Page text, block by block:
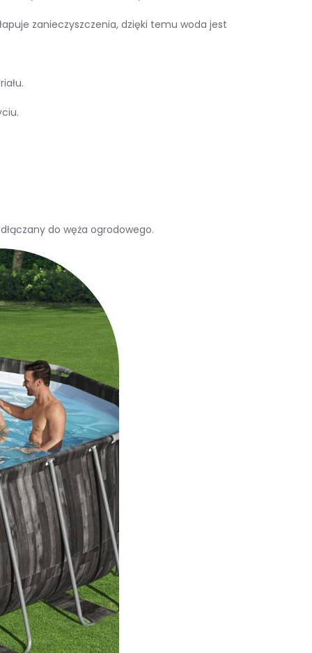
zanieczyszczenia, dzięki temu woda jest
do węża ogrodowego.